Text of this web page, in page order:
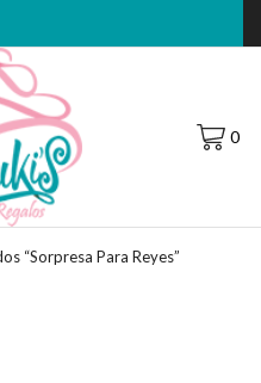
0
“Sorpresa Para Reyes”